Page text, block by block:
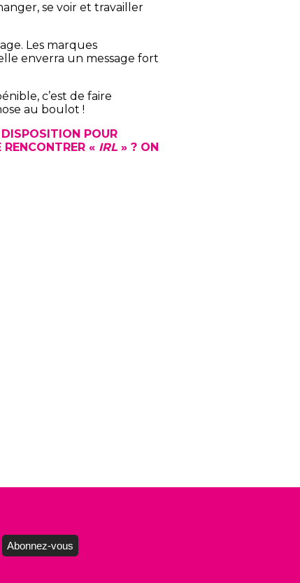
se voir et travailler
Les marques
enverra un message fort
c’est de faire
au boulot !
POUR
«IRL » ? ON